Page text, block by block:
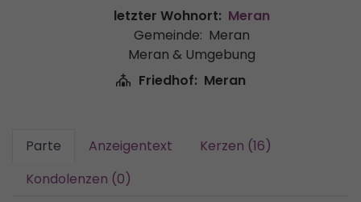
letzter Wohnort: Meran
Gemeinde: Meran
Meran & Umgebung
Friedhof: Meran
Parte Anzeigentext
Kerzen (16)
Kondolenzen (0)